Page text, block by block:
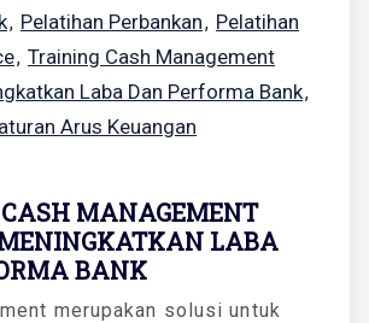
, Pelatihan Perbankan, Pelatihan
, Training Cash Management
Laba Dan Performa Bank,
Arus Keuangan
MANAGEMENT
LABA
BANK
merupakan solusi untuk